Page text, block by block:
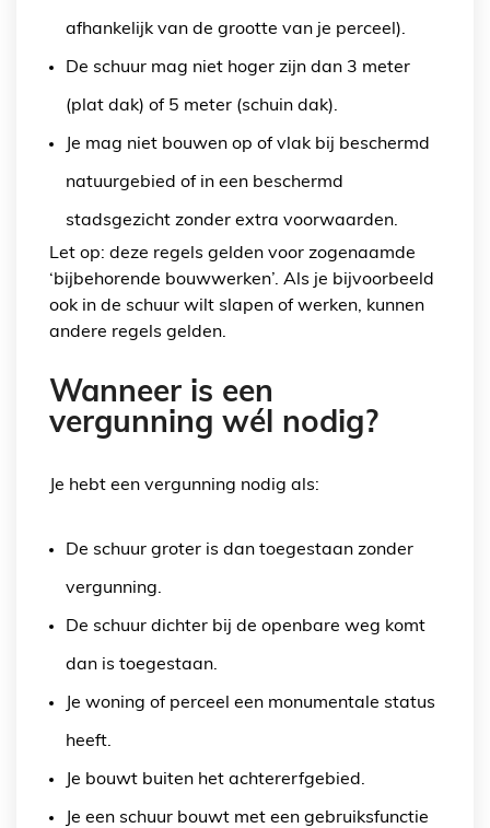
afhankelijk van de grootte van je perceel).
De schuur mag niet hoger zijn dan 3 meter
(plat dak) of 5 meter (schuin dak).
Je mag niet bouwen op of vlak bij beschermd
natuurgebied of in een beschermd
stadsgezicht zonder extra voorwaarden.
Let op: deze regels gelden voor zogenaamde
‘bijbehorende bouwwerken’. Als je bijvoorbeeld
ook in de schuur wilt slapen of werken, kunnen
andere regels gelden.
Wanneer is een
vergunning wél nodig?
Je hebt een vergunning nodig als:
De schuur groter is dan toegestaan zonder
vergunning.
De schuur dichter bij de openbare weg komt
dan is toegestaan.
Je woning of perceel een monumentale status
heeft.
Je bouwt buiten het achtererfgebied.
Je een schuur bouwt met een gebruiksfunctie